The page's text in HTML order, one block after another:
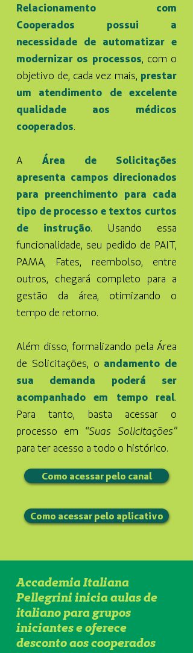
Accademia Italiana
Pellegrini inicia aulas de
italiano para grupos
iniciantes e oferece
desconto aos cooperados
Relacionamento com
Cooperados possui a
necessidade de automatizar e
modernizar os processos, com o
objetivo de, cada vez mais, prestar
um atendimento de excelente
qualidade aos médicos
cooperados.
A Área de Solicitações
apresenta campos direcionados
para preenchimento para cada
tipo de processo e textos curtos
de instrução. Usando essa
funcionalidade, seu pedido de PAIT,
PAMA, Fates, reembolso, entre
outros, chegará completo para a
gestão da área, otimizando o
tempo de retorno.
Além disso, formalizando pela Área
de Solicitações, o andamento de
sua demanda poderá ser
acompanhado em tempo real.
Para tanto, basta acessar o
processo em “Suas Solicitações”
para ter acesso a todo o histórico.
Como acessar pelo canal
Como acessar pelo aplicativo